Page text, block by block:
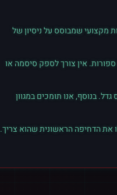
מקצועי שמבוסס על ניסיון של
אין צורך לספק סיסמה או
בנוסף, אנו תומכים במגוון
את הדחיפה הראשונית שהוא צריך.